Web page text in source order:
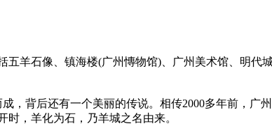
羊石像、镇海楼(广州慱物馆)、广州美术馆、明代
，背后还有一个美丽的传说。相传2000多年前，广
，羊化为石，乃羊城之名由来。